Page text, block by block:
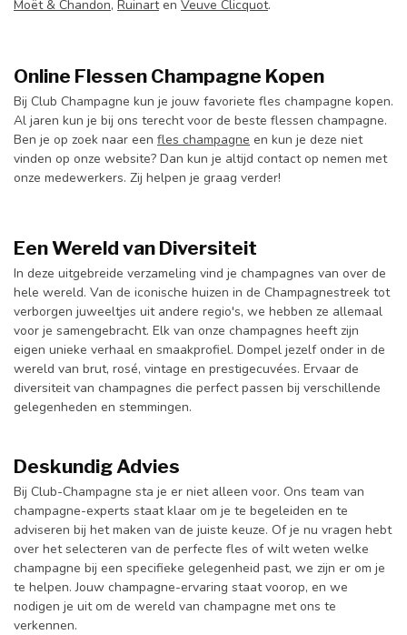
Moët & Chandon, Ruinarten Veuve Clicquot.
Online Flessen Champagne Kopen
Bij Club Champagne kun je jouw favoriete fles champagne kopen.
Al jaren kun je bij ons terecht voor de beste flessen champagne.
Ben je op zoek naar een fles champagne en kun je deze niet
vinden op onze website? Dan kun je altijd contact op nemen met
onze medewerkers. Zij helpen je graag verder!
Een Wereld van Diversiteit
In deze uitgebreide verzameling vind je champagnes van over de
hele wereld. Van de iconische huizen in de Champagnestreek tot
verborgen juweeltjes uit andere regio's, we hebben ze allemaal
voor je samengebracht. Elk van onze champagnes heeft zijn
eigen unieke verhaal en smaakprofiel. Dompel jezelf onder in de
wereld van brut, rosé, vintage en prestigecuvées. Ervaar de
diversiteit van champagnes die perfect passen bij verschillende
gelegenheden en stemmingen.
Deskundig Advies
Bij Club-Champagne sta je er niet alleen voor. Ons team van
champagne-experts staat klaar om je te begeleiden en te
adviseren bij het maken van de juiste keuze. Of je nu vragen hebt
over het selecteren van de perfecte fles of wilt weten welke
champagne bij een specifieke gelegenheid past, we zijn er om je
te helpen. Jouw champagne-ervaring staat voorop, en we
nodigen je uit om de wereld van champagne met ons te
verkennen.